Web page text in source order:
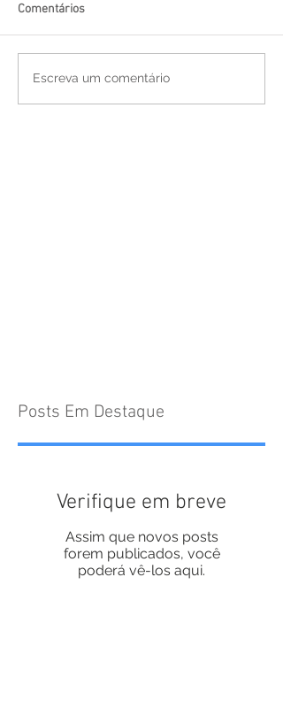
Comentários
Escreva um comentário
Posts Em Destaque
Verifique em breve
Assim que novos posts
forem publicados, você
poderá vê-los aqui.